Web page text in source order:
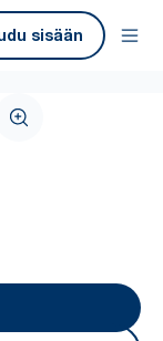
sisään